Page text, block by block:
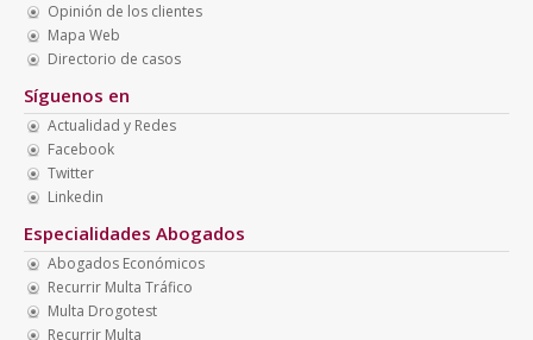
Opinión de los clientes
Mapa Web
Directorio de casos
Síguenos en
Actualidad y Redes
Facebook
Twitter
Linkedin
Especialidades Abogados
Abogados Económicos
Recurrir Multa Tráfico
Multa Drogotest
Recurrir Multa